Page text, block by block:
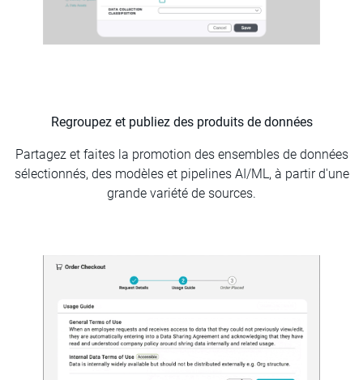
Regroupez et publiez des produits de données
Partagez et faites la promotion des ensembles de données
sélectionnés, des modèles et pipelines AI/ML, à partir d'une
grande variété de sources.